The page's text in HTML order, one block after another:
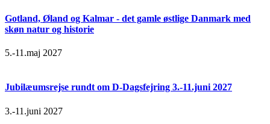
Gotland, Øland og Kalmar - det gamle østlige Danmark med
skøn natur og historie
5.-11.maj 2027
Jubilæumsrejse rundt om D-Dagsfejring 3.-11.juni 2027
3.-11.juni 2027